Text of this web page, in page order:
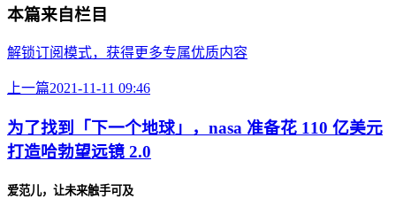
本篇来自栏目
解锁订阅模式，获得更多专属优质内容
上一篇2021-11-11 09:46
为了找到「下一个地球」，nasa 准备花 110 亿美元
打造哈勃望远镜 2.0
爱范儿，让未来触手可及